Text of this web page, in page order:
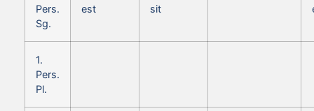
Pers.
Sg.
est
sit
1.
Pers.
Pl.